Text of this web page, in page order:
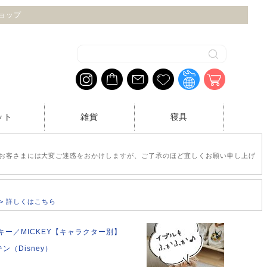
ップ
ト 雑貨 寝具
さまには大変ご迷惑をおかけしますが、ご了承のほど宜しくお願い申し上げ
詳しくはこちら
ー／MICKEY【キャラクター別】
（Disney）